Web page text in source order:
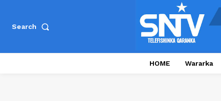
Search
HOME Wararka